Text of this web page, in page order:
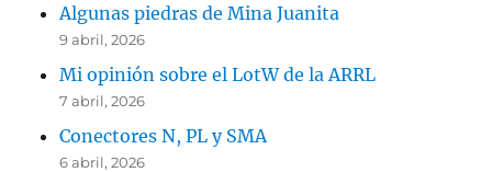
Algunas piedras de Mina Juanita
9 abril, 2026
Mi opinión sobre el LotW de la ARRL
7 abril, 2026
Conectores N, PL y SMA
6 abril, 2026